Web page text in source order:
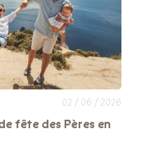
02 / 06 / 2026
fête des Pères en